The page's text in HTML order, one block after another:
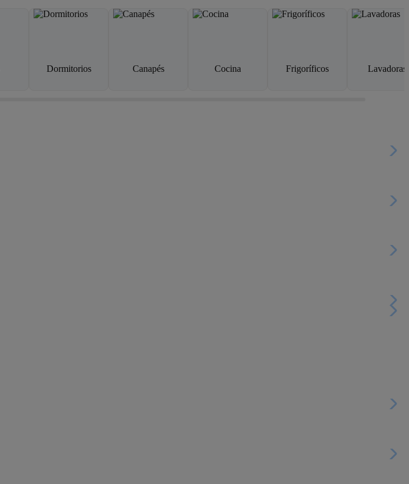
Dormitorios Canapés Cocina Frigoríficos Lavadoras